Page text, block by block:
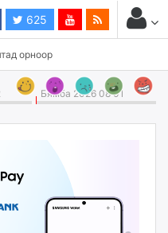
625
орноор
Бямба 2026 08 01